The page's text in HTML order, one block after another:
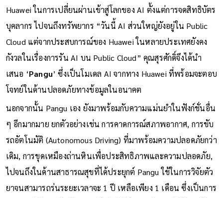
Huawei ในการเปลี่ยนผ่านเข้าสู่โลกของ AI ตั้งแต่การจดสิทธิบัตร
บุคลากร ไปจนถึงทรัพยากร “วันนี้ AI ส่วนใหญ่ยังอยู่ใน Public
Cloud แต่จากประสบการณ์ของ Huawei ในหลายประเทศยังคง
กังวลในเรื่องการรัน AI บน Public Cloud” คุณสุรศักดิ์จึงได้นำ
เสนอ ‘Pangu’ ซึ่งเป็นโมเดล AI จากทาง Huawei ที่พร้อมจะตอบ
โจทย์ในด้านปลอดภัยทางข้อมูลในอนาคต
นอกจากนั้น Pangu เอง ยังมาพร้อมกับความแม่นยำในฟังก์ชั่นอื่น
ๆ อีกมากมาย ยกตัวอย่างเช่น การคาดการณ์สภาพอากาศ, การขับ
รถอัตโนมัติ (Autonomous Driving) ที่มาพร้อมความปลอดภัยกว่า
เดิม, การขุดเหมืองถ่านหินเพื่อประสิทธิภาพและความปลอดภัย,
ไปจนถึงในด้านสาธารณสุขที่ได้ประยุกต์ Pangu ใช้ในการวิจัยตัว
ยาจนสามารถร่นระยะเวลาจะ 1 ปี เหลือเพียง 1 เดือน ซึ่งเป็นการ